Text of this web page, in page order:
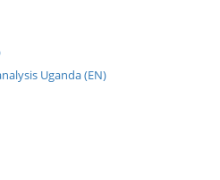
Uganda (EN)